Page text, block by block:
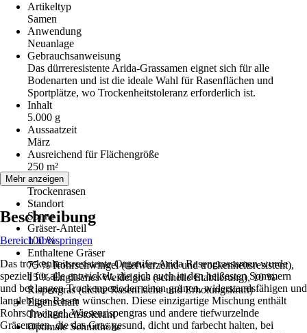
Artikeltyp
Samen
Anwendung
Neuanlage
Gebrauchsanweisung
Das dürreresistente Arida-Grassamen eignet sich für alle
Bodenarten und ist die ideale Wahl für Rasenflächen und
Sportplätze, wo Trockenheitstoleranz erforderlich ist.
Inhalt
5.000 g
Aussaatzeit
März
Ausreichend für Flächengröße
250 m²
Variante
Trockenrasen
Standort
Sonne
Gräser-Anteil
100 %
Enthaltene Gräser
75 % Rohrschwingel (tiefwurzelnd und trockenheitsresistent),
15 % Englisches Weidelgras (schnelle Etablierung), 10 %
Rispengras (dichte Rasenfläche und Erholungskraft)
Eigenschaft
Trockenheitstolerant
Optimale Schnitthöhe
Mehr anzeigen
Beschreibung
Bereich überspringen
Das trockenheitsresistente Organifer Arida Rasengrassamen wurde
speziell für alle entwickelt, die sich auch in den heißesten Sommern
und bei langen Trockenperioden einen grünen, widerstandsfähigen und
langlebigen Rasen wünschen. Diese einzigartige Mischung enthält
Rohrschwingel, Wiesenrispengras und andere tiefwurzelnde
Gräserarten, die das Gras gesund, dicht und farbecht halten, bei